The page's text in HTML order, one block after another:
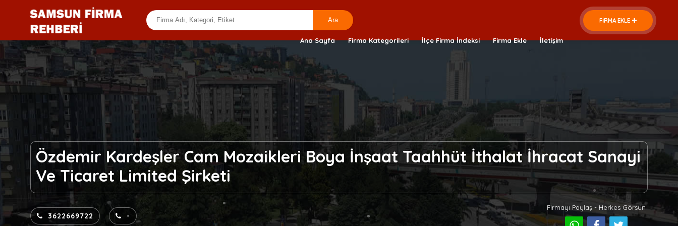
FİRMA EKLE
Ana Sayfa Firma Kategorileri İlçe Firma İndeksi Firma Ekle İletişim
Özdemir Kardeşler Cam Mozaikleri Boya İnşaat Taahhüt İthalat İhracat Sanayi
Ve Ticaret Limited Şirketi
3622669722 -
Firmayı Paylaş - Herkes Görsün